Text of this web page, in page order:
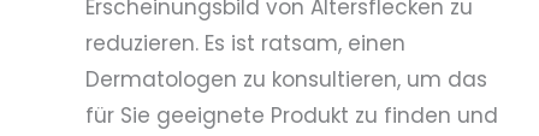
Erscheinungsbild von Altersflecken zu
reduzieren. Es ist ratsam, einen
Dermatologen zu konsultieren, um das
für Sie geeignete Produkt zu finden und